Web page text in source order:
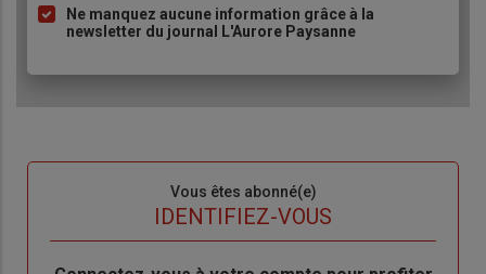
Ne manquez aucune information grâce à la
newsletter du journal L'Aurore Paysanne
Vous êtes abonné(e)
IDENTIFIEZ-VOUS